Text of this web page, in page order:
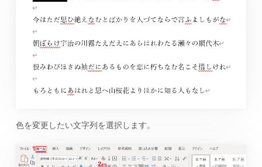
色を変更したい文字列を選択します。